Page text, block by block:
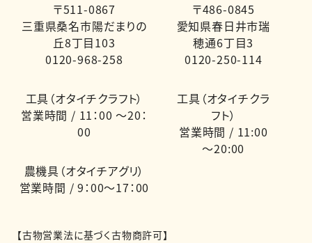
〒511-0867
三重県桑名市陽だまりの
丘8丁目103
0120-968-258
工具（オタイチクラフト）
営業時間 / 11：00 ～20：
00
農機具（オタイチアグリ）
営業時間 / 9：00～17：00
〒486-0845
愛知県春日井市瑞
穂通6丁目3
0120-250-114
工具（オタイチクラ
フト）
営業時間 / 11:00
～20:00
【古物営業法に基づく古物商許可】